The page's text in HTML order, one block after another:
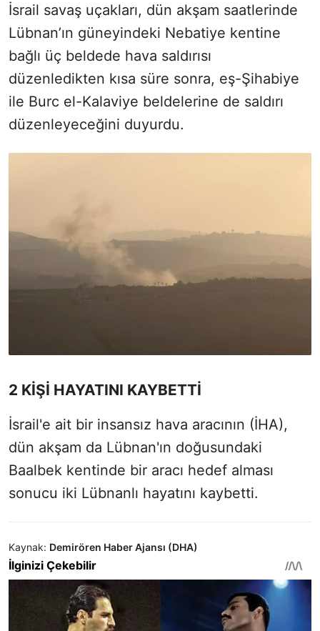
İsrail savaş uçakları, dün akşam saatlerinde
Lübnan’ın güneyindeki Nebatiye kentine
bağlı üç beldede hava saldırısı
düzenledikten kısa süre sonra, eş-Şihabiye
ile Burc el-Kalaviye beldelerine de saldırı
düzenleyeceğini duyurdu.
2 KİŞİ HAYATINI KAYBETTİ
İsrail'e ait bir insansız hava aracının (İHA),
dün akşam da Lübnan'ın doğusundaki
Baalbek kentinde bir aracı hedef alması
sonucu iki Lübnanlı hayatını kaybetti.
Kaynak: Demirören Haber Ajansı (DHA)